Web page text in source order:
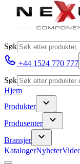
Søk
+44 1524 770 777
Søk
Hjem
Produkter
Produsenter
Bransjer
KatalogerNyheter